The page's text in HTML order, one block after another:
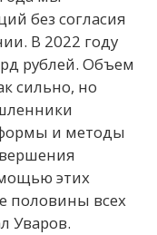
без согласия
В 2022 году
рублей. Объем
сильно, но
и методы
этих
половины всех
Уваров.